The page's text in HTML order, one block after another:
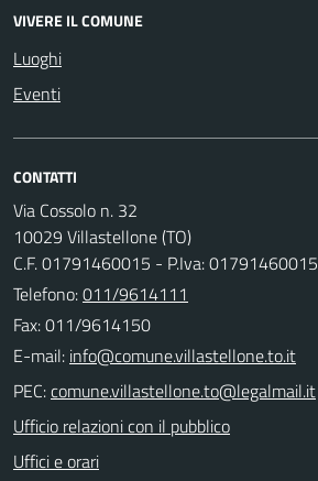
VIVERE IL COMUNE
Luoghi
Eventi
CONTATTI
Via Cossolo n. 32
10029 Villastellone (TO)
C.F. 01791460015 - P.Iva: 01791460015
Telefono:011/9614111
Fax: 011/9614150
E-mail:
PEC:
Ufficio relazioni con il pubblico
Uffici e orari